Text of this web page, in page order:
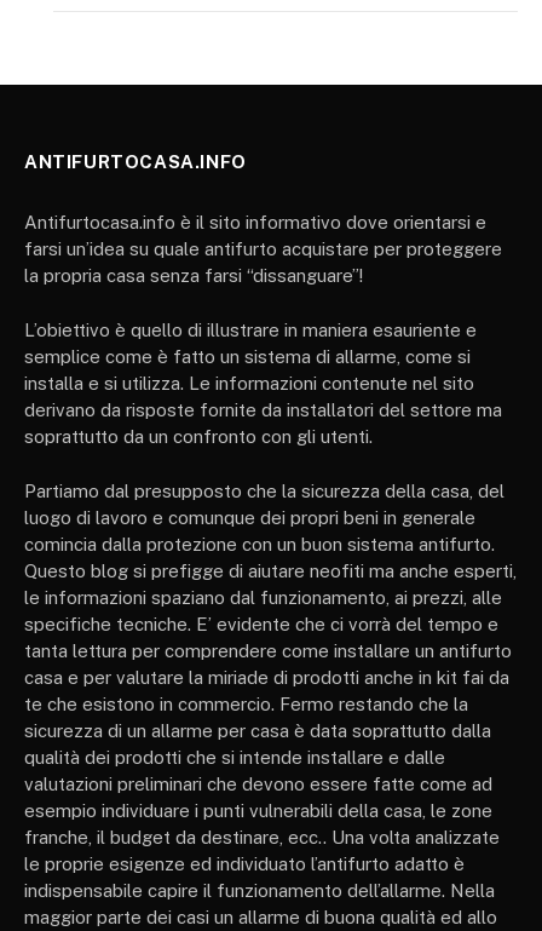
ANTIFURTOCASA.INFO
Antifurtocasa.info è il sito informativo dove orientarsi e
farsi un’idea su quale antifurto acquistare per proteggere
la propria casa senza farsi “dissanguare”!
L’obiettivo è quello di illustrare in maniera esauriente e
semplice come è fatto un sistema di allarme, come si
installa e si utilizza. Le informazioni contenute nel sito
derivano da risposte fornite da installatori del settore ma
soprattutto da un confronto con gli utenti.
Partiamo dal presupposto che la sicurezza della casa, del
luogo di lavoro e comunque dei propri beni in generale
comincia dalla protezione con un buon sistema antifurto.
Questo blog si prefigge di aiutare neofiti ma anche esperti,
le informazioni spaziano dal funzionamento, ai prezzi, alle
specifiche tecniche. E’ evidente che ci vorrà del tempo e
tanta lettura per comprendere come installare un antifurto
casa e per valutare la miriade di prodotti anche in kit fai da
te che esistono in commercio. Fermo restando che la
sicurezza di un allarme per casa è data soprattutto dalla
qualità dei prodotti che si intende installare e dalle
valutazioni preliminari che devono essere fatte come ad
esempio individuare i punti vulnerabili della casa, le zone
franche, il budget da destinare, ecc.. Una volta analizzate
le proprie esigenze ed individuato l’antifurto adatto è
indispensabile capire il funzionamento dell’allarme. Nella
maggior parte dei casi un allarme di buona qualità ed allo